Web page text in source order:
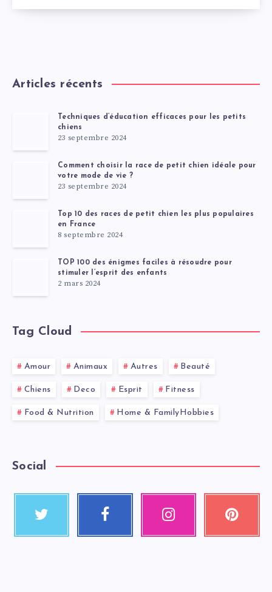
Articles récents
Techniques d’éducation efficaces pour les petits
chiens
23 septembre 2024
Comment choisir la race de petit chien idéale pour
votre mode de vie ?
23 septembre 2024
Top 10 des races de petit chien les plus populaires
en France
8 septembre 2024
TOP 100 des énigmes faciles à résoudre pour
stimuler l’esprit des enfants
2 mars 2024
Tag Cloud
Amour Animaux Autres Beauté
Chiens Deco Esprit Fitness
Food & Nutrition Home & FamilyHobbies
Social